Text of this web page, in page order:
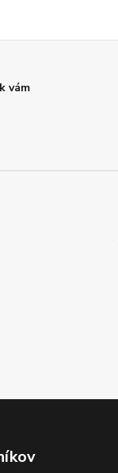
vám